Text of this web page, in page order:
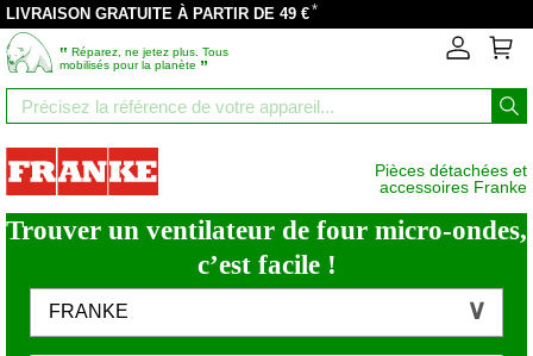
LIVRAISON GRATUITE À PARTIR DE 49 €*
‟ Réparez, ne jetez plus. Tous
mobilisés pour la planète ”
Pièces détachées et
accessoires Franke
Trouver un ventilateur de four micro-ondes,
c’est facile !
FRANKE